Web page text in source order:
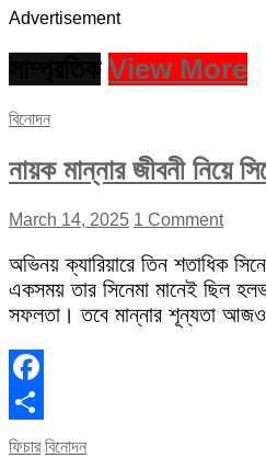
Advertisement
View More
বিনোদন
নায়ক মান্নার জীবনী নিয়ে
March 14, 2025 1 Comment
অভিনয় ক্যারিয়ারে তিন শতাধিক
একসময় তার সিনেমা মানেই ছিল
সফলতা। তবে মান্নার শূন্যতা আজও
Facebook
Share
ফিচার বিনোদন